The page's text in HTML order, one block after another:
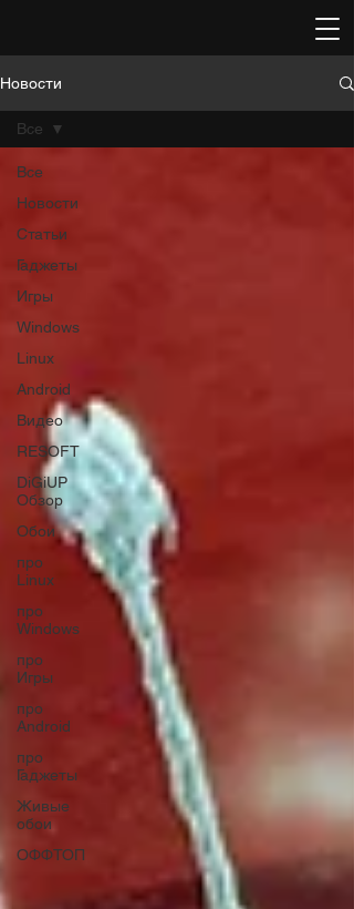
Новости
Все
Новости
Статьи
Гаджеты
Игры
Windows
Linux
Android
Видео
RESOFT
DiGiUP
Обзор
Обои
про
Linux
про
Windows
про
Игры
про
Android
про
Гаджеты
Живые
обои
ОФФТОП
Все